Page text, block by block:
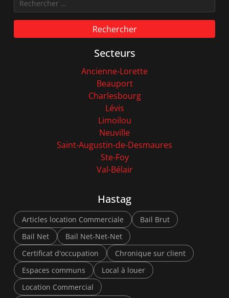
Rechercher
Secteurs
Ancienne-Lorette
Beauport
Charlesbourg
Lévis
Limoilou
Neuville
Saint-Augustin-de-Desmaures
Ste-Foy
Val-Bélair
Hastag
Articles location Commerciale
Bail Brut
Bail Net
Bail Net-Net-Net
Certificat d'occupation
Chronique sur client
Espaces communs
Local à louer
Location Commercial